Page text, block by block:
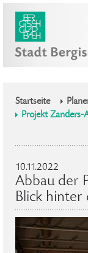
Startseite
Projekt Zanders-
10.11.2022
Abbau der
Blick hinter